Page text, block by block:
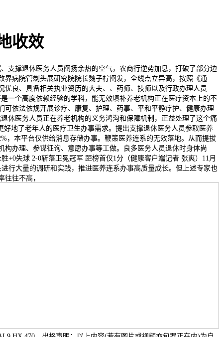
收效
撑退休医务人员阐扬余热的空气，农商行逆势加息，打破了部分边
界病院管剃头展研究院院长魏子柠阐发，全线点立异高，按照《通
优良、具备相关执业资历的大夫、、药师、技师以及行政办理人员
一个高度依赖经验的学科，能无效填补养老机构正在医疗资本上的不
可依法依规开展诊疗、康复、护理、药事、平和平静疗护、健康办理
休医务人员正在养老机构的义务鸿沟和保障机制，正益处理了这个痛
好地了老年人的医疗卫生办事需求。提出支撑退休医务人员参取医养
，本平台仅供给消息存储办事。鞭策医养连系的无效落地。从而提拔
构办理、参谋征询、意愿办事等工做。良多医务人员退休时身体尚
+0失球 2-0斩落卫冕冠军 距榜首仅1分（健康客户端记者 张爽）11月
行大量的调研和实践，推进医养连系办事高质量成长。但上述专家也
往往不高，